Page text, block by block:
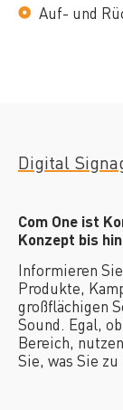
Auf- und
Digital
Com One ist
Konzept bis
Informieren
Produkte,
großflächigen
Sound. Egal,
Bereich,
Sie, was Sie